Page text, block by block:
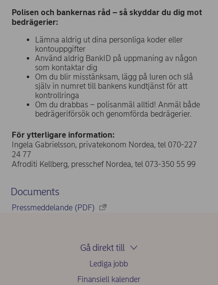
Polisen och bankernas råd – så skyddar du dig mot
bedrägerier:
Lämna aldrig ut dina personliga koder eller
kontouppgifter
Använd aldrig BankID på uppmaning av någon
som kontaktar dig
Om du blir misstänksam, lägg på luren och slå
själv in numret till bankens kundtjänst för att
kontrollringa
Om du drabbas – polisanmäl alltid! Anmäl både
bedrägeriförsök och genomförda bedrägerier.
För ytterligare information:
Ingela Gabrielsson, privatekonom Nordea, tel 070-227
24 77
Afroditi Kellberg, presschef Nordea, tel 073-350 55 99
Documents
Pressmeddelande (PDF)
Gå direkt till
Lediga jobb
Finansiell kalender